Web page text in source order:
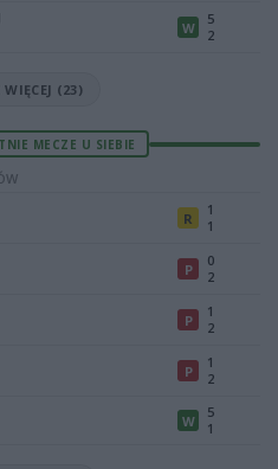
W
5
2
(23)
MECZE U SIEBIE
R
1
1
P
0
2
P
1
2
P
1
2
W
5
1